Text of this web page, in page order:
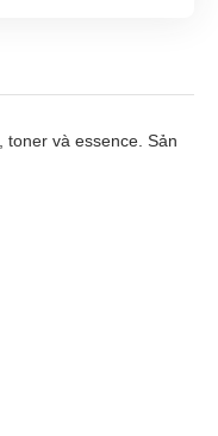
toner và essence. Sản